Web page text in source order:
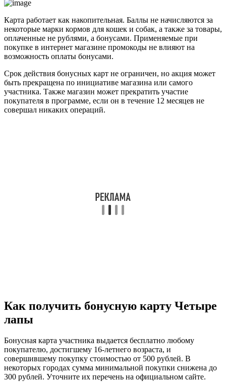
Карта работает как накопительная. Баллы не начисляются за
некоторые марки кормов для кошек и собак, а также за товары,
оплаченные не рублями, а бонусами. Применяемые при
покупке в интернет магазине промокоды не влияют на
возможность оплаты бонусами.
Срок действия бонусных карт не ограничен, но акция может
быть прекращена по инициативе магазина или самого
участника. Также магазин может прекратить участие
покупателя в программе, если он в течение 12 месяцев не
совершал никаких операций.
Как получить бонусную карту Четыре
лапы
Бонусная карта участника выдается бесплатно любому
покупателю, достигшему 16-летнего возраста, и
совершившему покупку стоимостью от 500 рублей. В
некоторых городах сумма минимальной покупки снижена до
300 рублей. Уточните их перечень на официальном сайте.